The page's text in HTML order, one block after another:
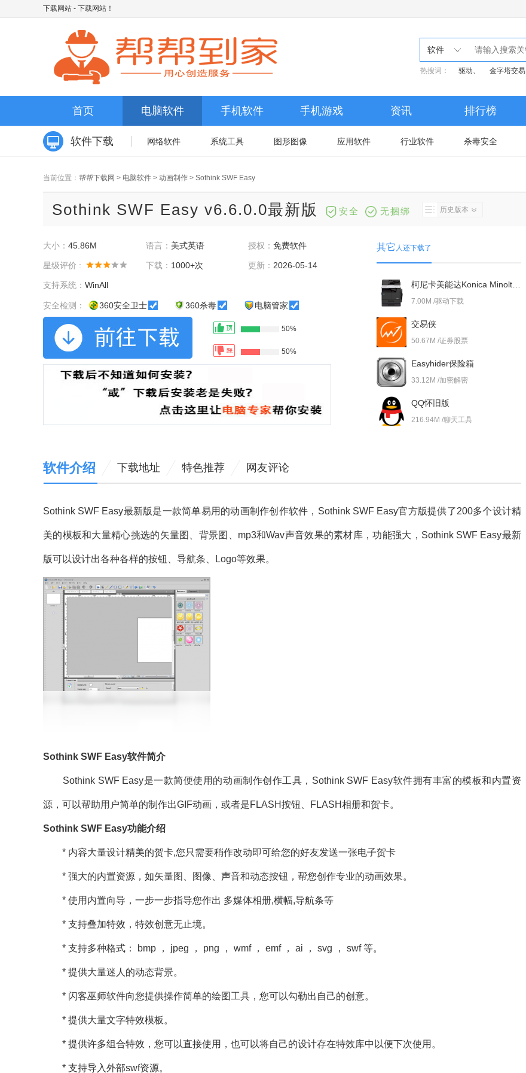
下载网站 - 下载网站！
软件
热搜词： 驱动、 金字塔交易
首页 电脑软件 手机软件 手机游戏 资讯 排行榜
软件下载 网络软件 系统工具 图形图像 应用软件 行业软件 杀毒安全
当前位置： 帮帮下载网 > 电脑软件 > 动画制作 > Sothink SWF Easy
Sothink SWF Easy v6.6.0.0最新版 安全 无捆绑 历史版本
大小： 45.86M 语言： 美式英语 授权：免费软件
星级评价 : 下载： 1000+次 更新： 2026-05-14
支持系统： WinAll
安全检测： 360安全卫士 360杀毒 电脑管家
50%
50%
其它 人还下载了
7.00M /驱动下载
交易侠
50.67M /证券股票
Easyhider保险箱
33.12M /加密解密
QQ怀旧版
216.94M /聊天工具
软件介绍 下载地址 特色推荐 网友评论
Sothink SWF Easy最新版是一款简单易用的动画制作创作软件，Sothink SWF Easy官方版提供了200多个设计精
美的模板和大量精心挑选的矢量图、背景图、mp3和Wav声音效果的素材库，功能强大，Sothink SWF Easy最新
版可以设计出各种各样的按钮、导航条、Logo等效果。
Sothink SWF Easy软件简介
Sothink SWF Easy是一款简便使用的动画制作创作工具，Sothink SWF Easy软件拥有丰富的模板和内置资
源，可以帮助用户简单的制作出GIF动画，或者是FLASH按钮、FLASH相册和贺卡。
Sothink SWF Easy功能介绍
* 内容大量设计精美的贺卡,您只需要稍作改动即可给您的好友发送一张电子贺卡
* 强大的内置资源，如矢量图、图像、声音和动态按钮，帮您创作专业的动画效果。
* 使用内置向导，一步一步指导您作出 多媒体相册,横幅,导航条等
* 支持叠加特效，特效创意无止境。
* 支持多种格式： bmp ， jpeg ， png ， wmf ， emf ， ai ， svg ， swf 等。
* 提供大量迷人的动态背景。
* 闪客巫师软件向您提供操作简单的绘图工具，您可以勾勒出自己的创意。
* 提供大量文字特效模板。
* 提供许多组合特效，您可以直接使用，也可以将自己的设计存在特效库中以便下次使用。
* 支持导入外部swf资源。